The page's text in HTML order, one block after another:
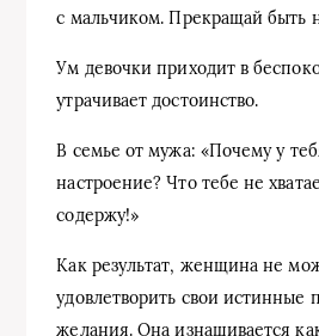
с мальчиком. Прекращай быть
Ум девочки приходит в
утрачивает достоинство.
В семье от мужа: «Почему у
настроение? Что тебе не
содержу!»
Как результат, женщина не
удовлетворить свои истинные
желания. Она изнашивается